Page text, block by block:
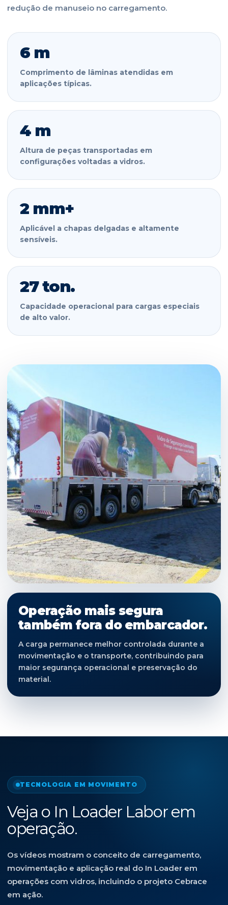
redução de manuseio no carregamento.
6 m
Comprimento de lâminas atendidas em
aplicações típicas.
4 m
Altura de peças transportadas em
configurações voltadas a vidros.
2 mm+
Aplicável a chapas delgadas e altamente
sensíveis.
27 ton.
Capacidade operacional para cargas especiais
de alto valor.
Operação mais segura
também fora do embarcador.
A carga permanece melhor controlada durante a
movimentação e o transporte, contribuindo para
maior segurança operacional e preservação do
material.
TECNOLOGIA EM MOVIMENTO
Veja o In Loader Labor em
operação.
Os vídeos mostram o conceito de carregamento,
movimentação e aplicação real do In Loader em
operações com vidros, incluindo o projeto Cebrace
em ação.